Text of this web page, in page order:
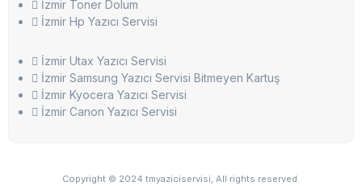
İzmir Toner Dolum
İzmir Hp Yazıcı Servisi
İzmir Utax Yazıcı Servisi
İzmir Samsung Yazıcı Servisi Bitmeyen Kartuş
İzmir Kyocera Yazıcı Servisi
İzmir Canon Yazıcı Servisi
Copyright © 2024 tmyaziciservisi, All rights reserved.